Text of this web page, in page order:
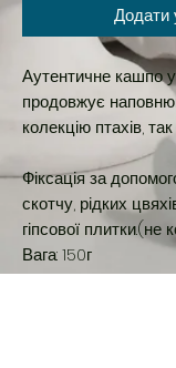
Додати
Аутентичне кашпо
продовжує
колекцію птахів,
Фіксація за
скотчу, рідких
гіпсової плитки.(не
Вага: 150г
Діаметр: 17х10см